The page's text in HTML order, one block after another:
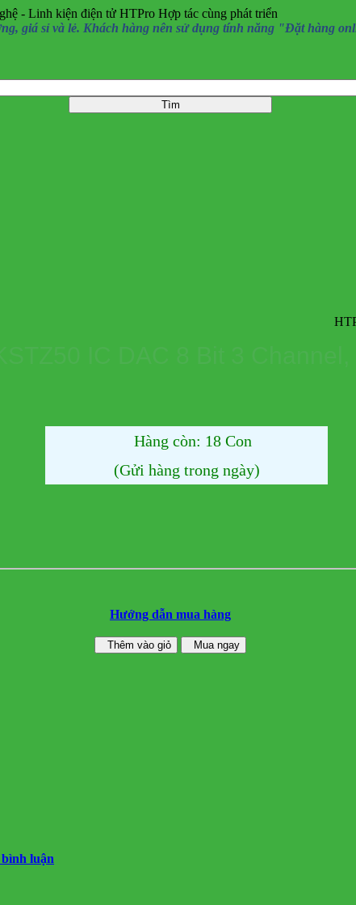
- Linh kiện điện tử HTPro Hợp tác cùng phát triển
giá sỉ và lẻ. Khách hàng nên sử dụng tính năng "Đặt hàng
HTPro.vn
Hàng còn: 18 Con
(Gửi hàng trong ngày)
Hướng dẫn mua hàng
Thêm vào giỏ Mua ngay
bình luận